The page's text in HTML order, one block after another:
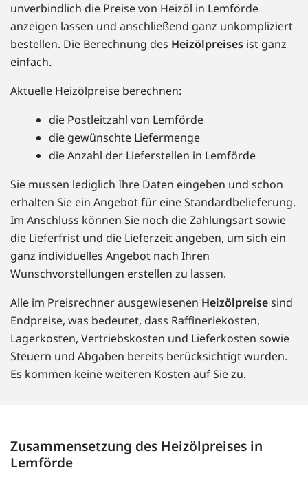
unverbindlich die Preise von Heizöl in Lemförde
anzeigen lassen und anschließend ganz unkompliziert
bestellen. Die Berechnung des Heizölpreises ist ganz
einfach.
Aktuelle Heizölpreise berechnen:
die Postleitzahl von Lemförde
die gewünschte Liefermenge
die Anzahl der Lieferstellen in Lemförde
Sie müssen lediglich Ihre Daten eingeben und schon
erhalten Sie ein Angebot für eine Standardbelieferung.
Im Anschluss können Sie noch die Zahlungsart sowie
die Lieferfrist und die Lieferzeit angeben, um sich ein
ganz individuelles Angebot nach Ihren
Wunschvorstellungen erstellen zu lassen.
Alle im Preisrechner ausgewiesenen Heizölpreisesind
Endpreise, was bedeutet, dass Raffineriekosten,
Lagerkosten, Vertriebskosten und Lieferkosten sowie
Steuern und Abgaben bereits berücksichtigt wurden.
Es kommen keine weiteren Kosten auf Sie zu.
Zusammensetzung des Heizölpreises in
Lemförde